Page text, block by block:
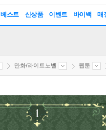
베스트 신상품 이벤트 바이백 매
만화/라이트노벨 웹툰